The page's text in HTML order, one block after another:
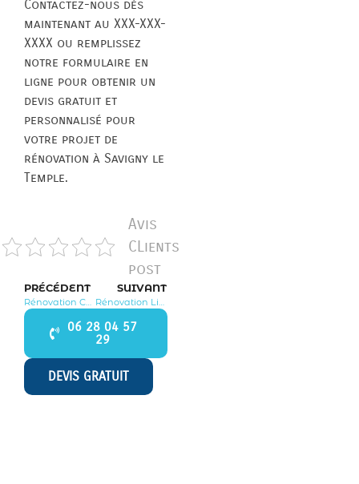
Contactez-nous dès
maintenant au XXX-XXX-
XXXX ou remplissez
notre formulaire en
ligne pour obtenir un
devis gratuit et
personnalisé pour
votre projet de
rénovation à Savigny le
Temple.
Avis
CLients
post
PRÉCÉDENT SUIVANT
06 28 04 57
29
DEVIS GRATUIT